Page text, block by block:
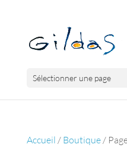
Sélectionner une page
Accueil / Boutique/